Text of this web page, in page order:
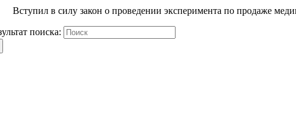
Вступил в силу закон о проведении эксперимента по продаже
поиска: